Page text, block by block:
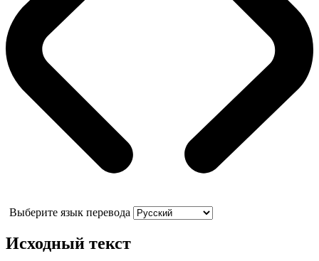
Выберите язык перевода
Исходный текст